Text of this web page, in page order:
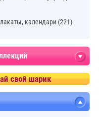
календари (221)
свой шарик